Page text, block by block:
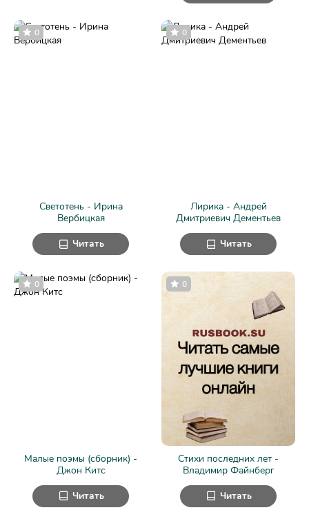
Светотень - Ирина
Вербицкая
0
Читать
Лирика - Андрей
Дмитриевич Дементьев
0
Читать
Малые поэмы (сборник) -
Джон Китс
0
Читать
Стихи последних лет -
Владимир Файнберг
0
Читать